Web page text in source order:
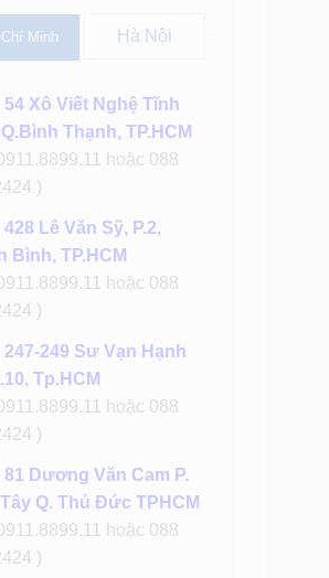
Chí Minh Hà Nội
54 Xô Viết Nghệ Tĩnh
Q.Bình Thạnh, TP.HCM
hoặc 088
)
428 Lê Văn Sỹ, P.2,
Bình, TP.HCM
hoặc 088
)
247-249 Sư Vạn Hạnh
Tp.HCM
hoặc 088
)
81 Dương Văn Cam P.
Q. Thủ Đức TPHCM
hoặc 088
)